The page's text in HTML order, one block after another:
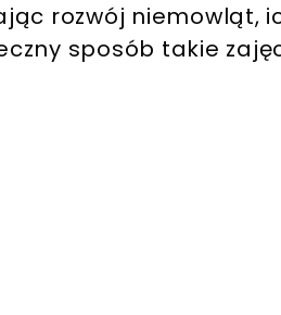
rozwój niemowląt,
sposób takie